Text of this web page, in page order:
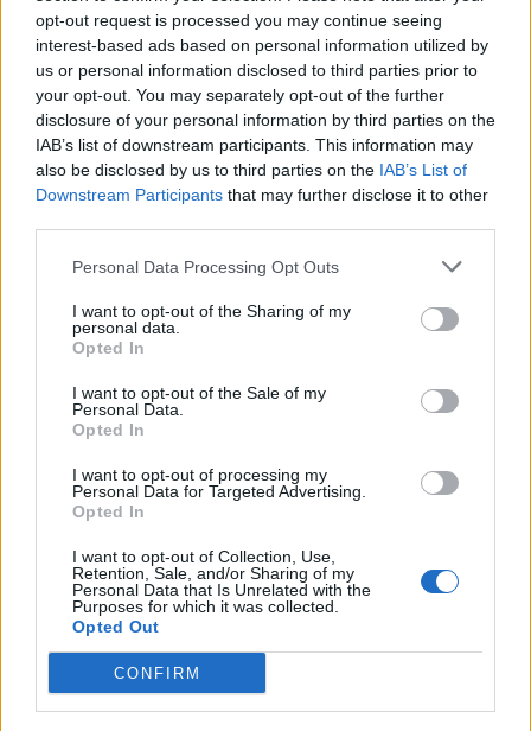
opt-out request is processed you may continue seeing
interest-based ads based on personal information utilized by
us or personal information disclosed to third parties prior to
your opt-out. You may separately opt-out of the further
disclosure of your personal information by third parties on the
IAB’s list of downstream participants. This information may
also be disclosed by us to third parties on the IAB’s List of
Downstream Participants that may further disclose it to other
Personal Data Processing Opt Outs
I want to opt-out of the Sharing of my
personal data.
Opted In
I want to opt-out of the Sale of my
Personal Data.
Opted In
I want to opt-out of processing my
Personal Data for Targeted Advertising.
Opted In
I want to opt-out of Collection, Use,
Retention, Sale, and/or Sharing of my
Personal Data that Is Unrelated with the
Purposes for which it was collected.
Opted Out
CONFIRM